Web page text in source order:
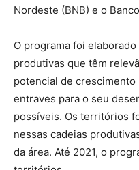
Nordeste (BNB) e o
O programa foi
produtivas que têm
potencial de
entraves para o seu
possíveis. Os territórios
nessas cadeias
da área. Até 2021, o